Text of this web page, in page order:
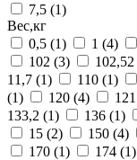
7,5 (1)
Вес,кг
0,5 (1) 1 (4)
102 (3) 102,52
11,7 (1) 110 (1)
(1)
120 (4) 121
133,2 (1) 136 (1)
15 (2) 150 (4)
170 (1) 174 (1)